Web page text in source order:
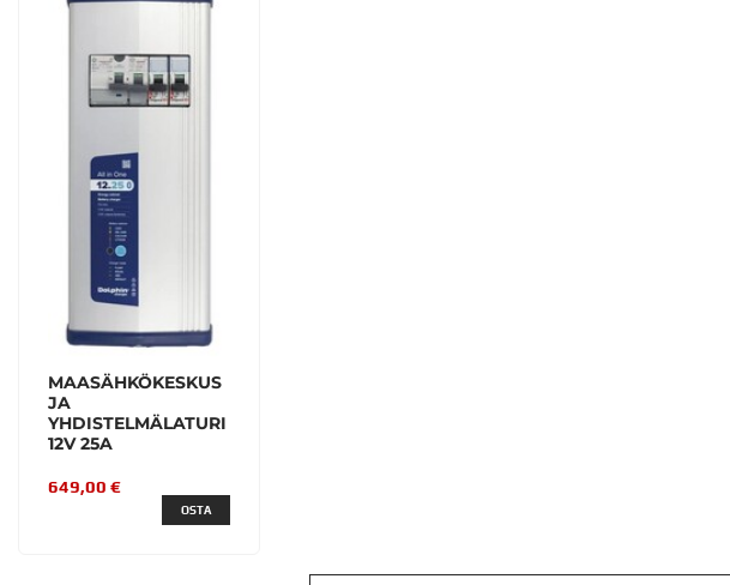
MAASÄHKÖKESKUS
JA
YHDISTELMÄLATURI
12V 25A
649,00 €
OSTA